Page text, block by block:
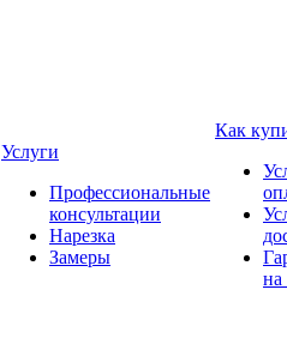
Услуги
Профессиональные
консультации
Нарезка
Замеры
Как
на